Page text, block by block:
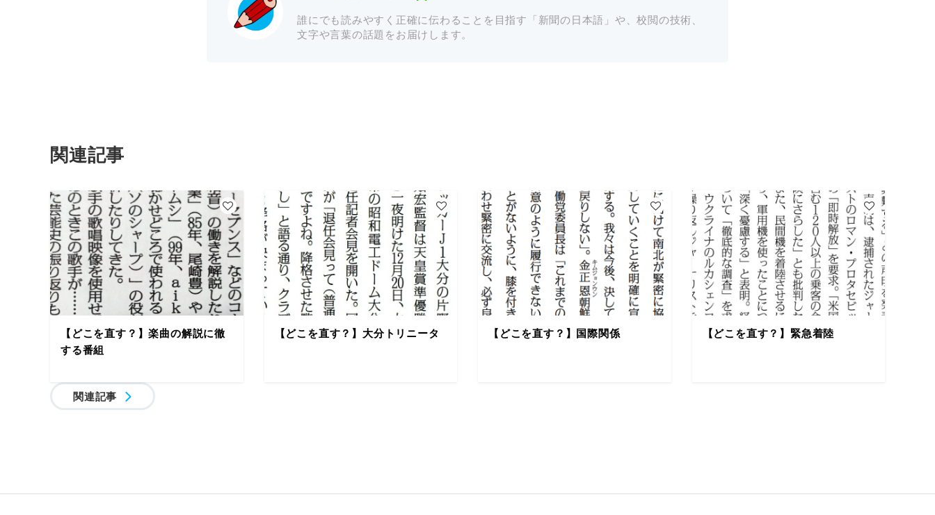
誰にでも読みやすく正確に伝わることを目指す「新聞の日本語」や、校閲の技術、
文字や言葉の話題をお届けします。
関連記事
【どこを直す？】楽曲の解説に徹
する番組
【どこを直す？】大分トリニータ 【どこを直す？】国際関係 【どこを直す？】緊急着陸
関連記事